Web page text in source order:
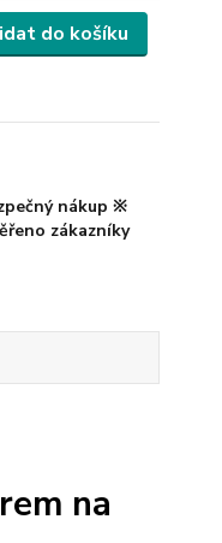
do košíku
nákup ※
zákazníky
na